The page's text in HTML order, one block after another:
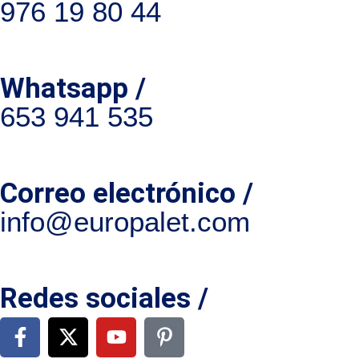
976 19 80 44
Whatsapp /
653 941 535
Correo electrónico /
info@europalet.com
Redes sociales /